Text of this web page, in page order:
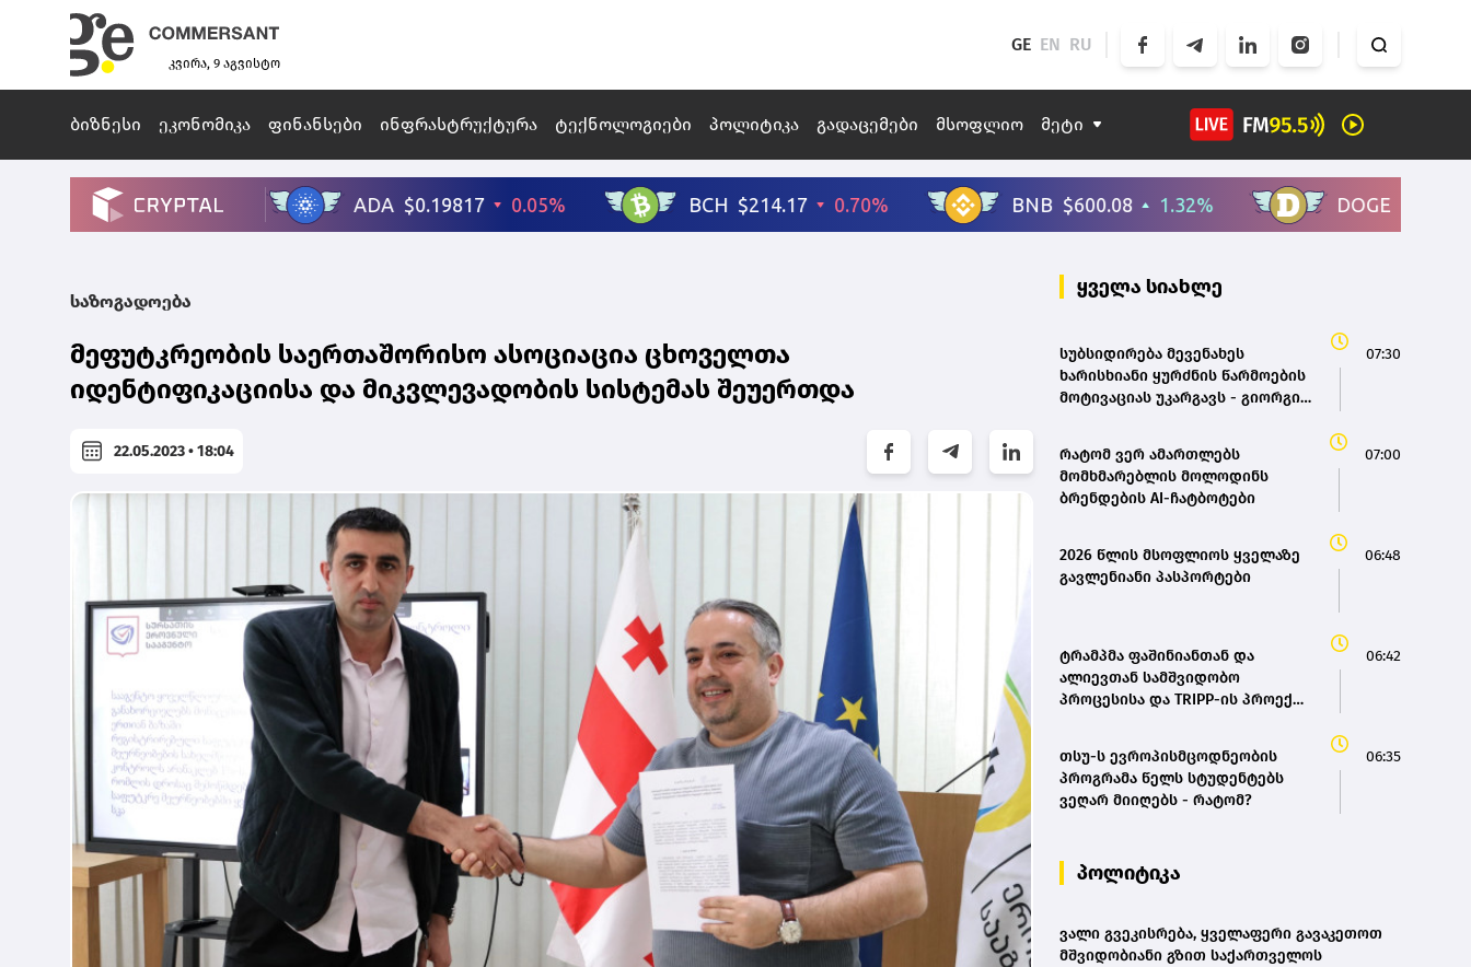
კვირა, 9 აგვისტო
GE EN RU
ბიზნესი ეკონომიკა ფინანსები ინფრასტრუქტურა ტექნოლოგიები პოლიტიკა გადაცემები მსოფლიო მეტი
საზოგადოება
მეფუტკრეობის საერთაშორისო ასოციაცია ცხოველთა
იდენტიფიკაციისა და მიკვლევადობის სისტემას შეუერთდა
22.05.2023 • 18:04
ყველა სიახლე
სუბსიდირება მევენახეს
ხარისხიანი ყურძნის წარმოების
მოტივაციას უკარგავს - გიორგი
07:30
რატომ ვერ ამართლებს
მომხმარებლის მოლოდინს
ბრენდების AI-ჩატბოტები
07:00
2026 წლის მსოფლიოს ყველაზე
გავლენიანი პასპორტები
06:48
ტრამპმა ფაშინიანთან და
ალიევთან სამშვიდობო
პროცესისა და TRIPP-ის პროექტი
06:42
თსუ-ს ევროპისმცოდნეობის
პროგრამა წელს სტუდენტებს
ვეღარ მიიღებს - რატომ?
06:35
პოლიტიკა
ვალი გვეკისრება, ყველაფერი გავაკეთოთ
მშვიდობიანი გზით საქართველოს